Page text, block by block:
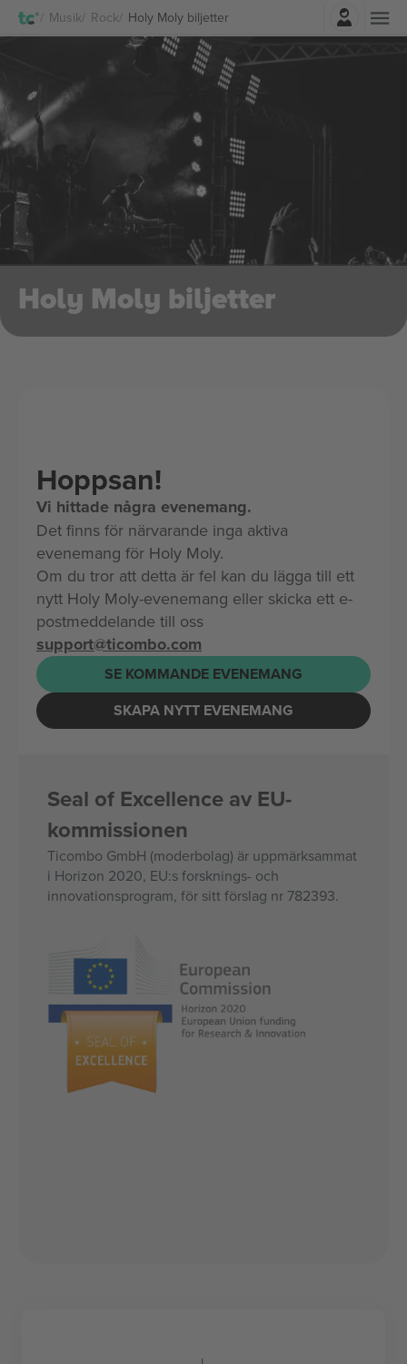
Musik Rock Holy Moly biljetter
Holy Moly biljetter
Hoppsan!
Vi hittade några evenemang.
Det finns för närvarande inga aktiva
evenemang för Holy Moly.
Om du tror att detta är fel kan du lägga till ett
nytt Holy Moly-evenemang eller skicka ett e-
postmeddelande till oss
support@ticombo.com
SE KOMMANDE EVENEMANG
SKAPA NYTT EVENEMANG
Seal of Excellence av EU-
kommissionen
Ticombo GmbH (moderbolag) är uppmärksammat
i Horizon 2020, EU:s forsknings- och
innovationsprogram, för sitt förslag nr 782393.